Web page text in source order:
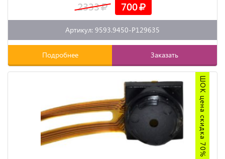
2333 700
Артикул: 9593.9450-P129635
Подробнее Заказать
ШОК цена скидка 70%